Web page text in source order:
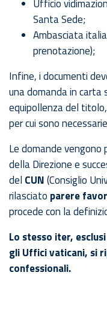
Ufficio
Santa Sede;
Ambasciata
prenotazione);
Infine, i documenti
una domanda in carta
equipollenza del
per cui sono
Le domande
della Direzione e
del CUN(Consiglio
rilasciato parere
procede con la
Lo stesso iter,
gli Uffici vaticani, si
confessionali.